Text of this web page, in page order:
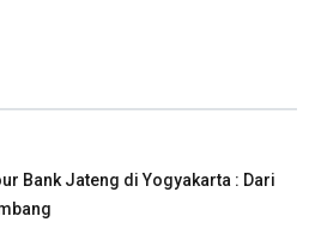
Bank Jateng di Yogyakarta : Dari